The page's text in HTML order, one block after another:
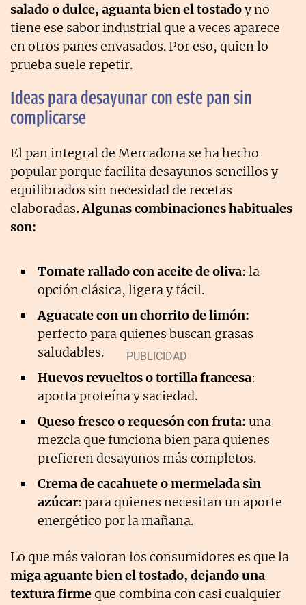
salado o dulce, aguanta bien el tostadoy no
tiene ese sabor industrial que a veces aparece
en otros panes envasados. Por eso, quien lo
prueba suele repetir.
Ideas para desayunar con este pan sin
complicarse
El pan integral de Mercadona se ha hecho
popular porque facilita desayunos sencillos y
equilibrados sin necesidad de recetas
elaboradas. Algunas combinaciones habituales
son:
Tomate rallado con aceite de oliva: la
opción clásica, ligera y fácil.
Aguacate con un chorrito de limón:
perfecto para quienes buscan grasas
saludables.
Huevos revueltos o tortilla francesa:
aporta proteína y saciedad.
Queso fresco o requesón con fruta: una
mezcla que funciona bien para quienes
prefieren desayunos más completos.
Crema de cacahuete o mermelada sin
azúcar: para quienes necesitan un aporte
energético por la mañana.
Lo que más valoran los consumidores es que la
miga aguante bien el tostado, dejando una
textura firmeque combina con casi cualquier